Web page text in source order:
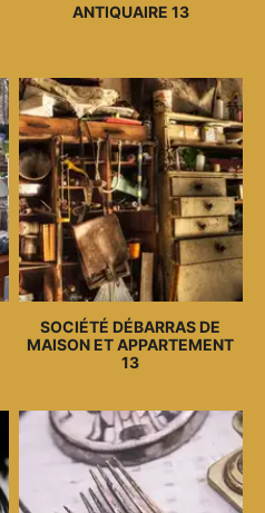
ANTIQUAIRE 13
SOCIÉTÉ DÉBARRAS DE
MAISON ET APPARTEMENT
13